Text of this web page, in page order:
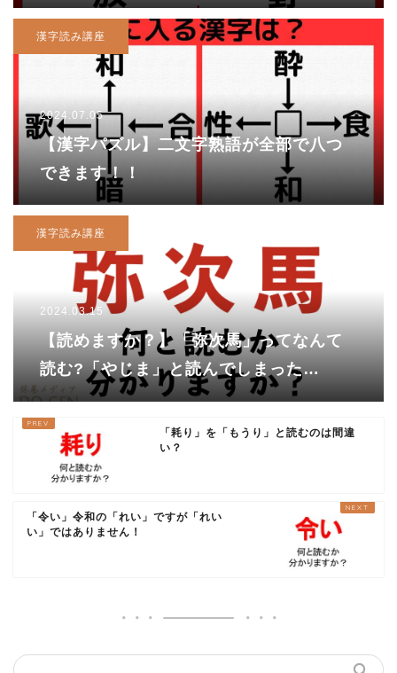
漢字読み講座
2024.07.05
【漢字パズル】二文字熟語が全部で八つ
できます！！
漢字読み講座
2024.03.15
【読めますか？】「弥次馬」ってなんて
読む?「やじま」と読んでしまった
ら・・・
「耗り」を「もうり」と読むのは間違
い？
「令い」令和の「れい」ですが「れい
い」ではありません！